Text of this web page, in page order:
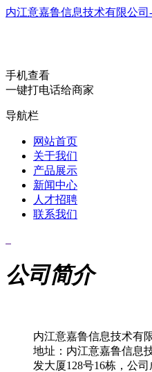
内江意嘉鲁信息技术有限公
手机查看
一键打电话给商家
导航栏
网站首页
关于我们
产品展示
新闻中心
人才招聘
联系我们
公司简介
内江意嘉鲁信息技术有
地址：内江意嘉鲁信息
发大厦128号16栋，公